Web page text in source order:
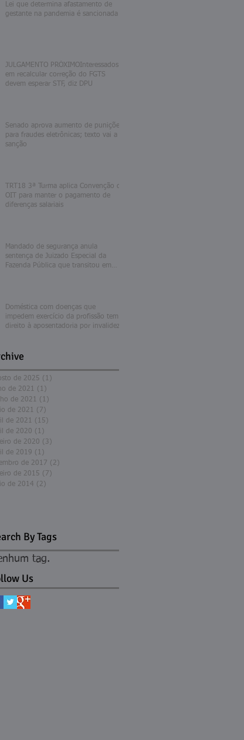
Lei que determina afastamento de
gestante na pandemia é sancionada
JULGAMENTO PRÓXIMOInteressados
em recalcular correção do FGTS
devem esperar STF, diz DPU
Senado aprova aumento de punições
para fraudes eletrônicas; texto vai a
sanção
TRT18 3ª Turma aplica Convenção da
OIT para manter o pagamento de
diferenças salariais
Mandado de segurança anula
sentença de Juizado Especial da
Fazenda Pública que transitou em
Doméstica com doenças que
impedem exercício da profissão tem
direito à aposentadoria por invalidez
de 2025 (1)
de 2021
(1)
de 2021
(1)
de 2021
(7)
de 2021
(15)
de 2020 (1)
de 2020 (3)
de 2019 (1)
de 2017 (2)
de 2015 (7)
de 2014 (2)
By Tags
tag.
Us